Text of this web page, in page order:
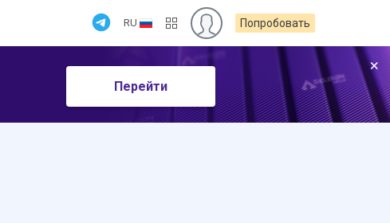
RU Попробовать
Перейти
×